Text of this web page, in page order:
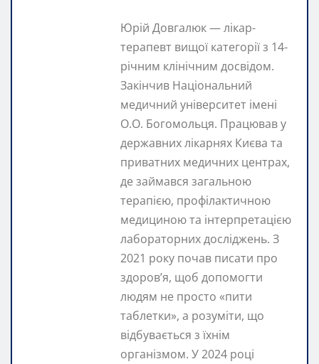
Юрій Довгалюк — лікар-
терапевт вищої категорії з 14-
річним клінічним досвідом.
Закінчив Національний
медичний університет імені
О.О. Богомольця. Працював у
державних лікарнях Києва та
приватних медичних центрах,
де займався загальною
терапією, профілактичною
медициною та інтерпретацією
лабораторних досліджень. З
2021 року почав писати про
здоров’я, щоб допомогти
людям не просто «пити
таблетки», а розуміти, що
відбувається з їхнім
організмом. У 2024 році